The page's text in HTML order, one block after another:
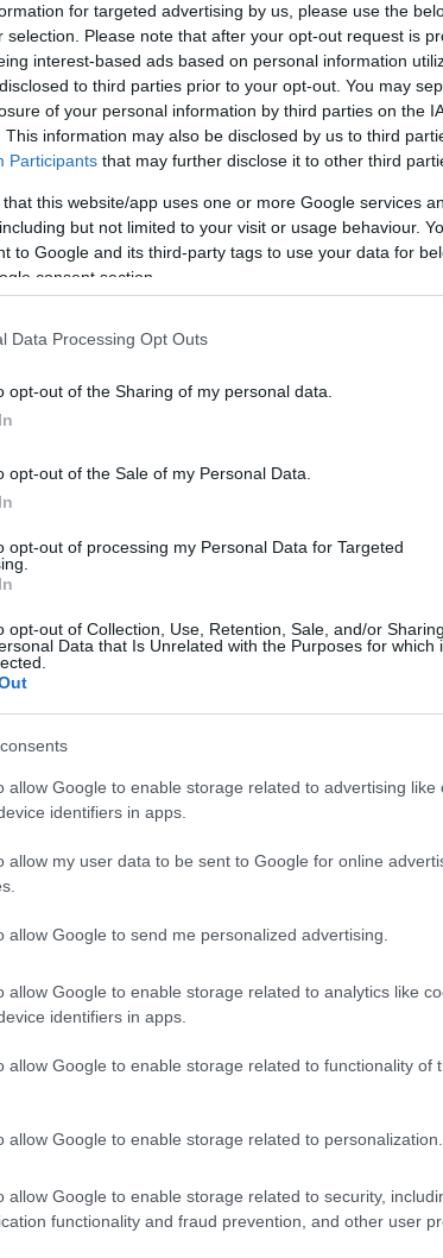
for targeted advertising by us, please use the
selection. Please note that after your opt-out request is
interest-based ads based on personal information
to third parties prior to your opt-out. You may
of your personal information by third parties on the
This information may also be disclosed by us to third
Participants that may further disclose it to other third
that this website/app uses one or more Google services
but not limited to your visit or usage behaviour.
to Google and its third-party tags to use your data for
consent section.
Data Processing Opt Outs
opt-out of the Sharing of my personal data.
opt-out of the Sale of my Personal Data.
opt-out of processing my Personal Data for Targeted
opt-out of Collection, Use, Retention, Sale, and/or Sharing
Data that Is Unrelated with the Purposes for which
allow Google to enable storage related to advertising like
identifiers in apps.
allow my user data to be sent to Google for online
allow Google to send me personalized advertising.
allow Google to enable storage related to analytics like
identifiers in apps.
allow Google to enable storage related to functionality of
allow Google to enable storage related to personalization.
allow Google to enable storage related to security,
functionality and fraud prevention, and other user
μια τεχνική που διακρίνεται για τη
των χρωμάτων της.
δραστηριοποιούνται στον χώρο της
ευαισθησία προς την τέχνη της
Παρουσιάζονται έργα που δίνουν έμφαση στη
άλλα με έντονες χρωματικές αντιθέσεις και
παρατηρείται μια τάση εκφραστικής και
της σύγχρονης ζωγραφικής στην
εξελισσόμενου εκφραστικού μέσου, ικανού να
αναζητήσεις του δημιουργού.
τέχνης της υδατογραφίας στην Κέρκυρα — έναν
του χρώματος συνεχίζουν να εμπνέουν και
2026
Παρασκευή
Τηλ.: 26610 41085, e-mail:info@corfuartgallery.com
Ενημέρωση από το 1990 σε θέσεις υψηλής
δημόσιες σχέσεις, το ελεύθερο και το